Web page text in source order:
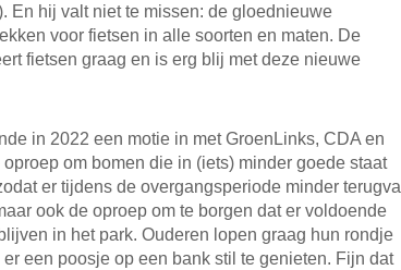
En hij valt niet te missen: de gloednieuwe
voor fietsen in alle soorten en maten. De
fietsen graag en is erg blij met deze nieuwe
in 2022 een motie in met GroenLinks, CDA en
om bomen die in (iets) minder goede staat
er tijdens de overgangsperiode minder terugval
ook de oproep om te borgen dat er voldoende
in het park. Ouderen lopen graag hun rondje
een poosje op een bank stil te genieten. Fijn dat